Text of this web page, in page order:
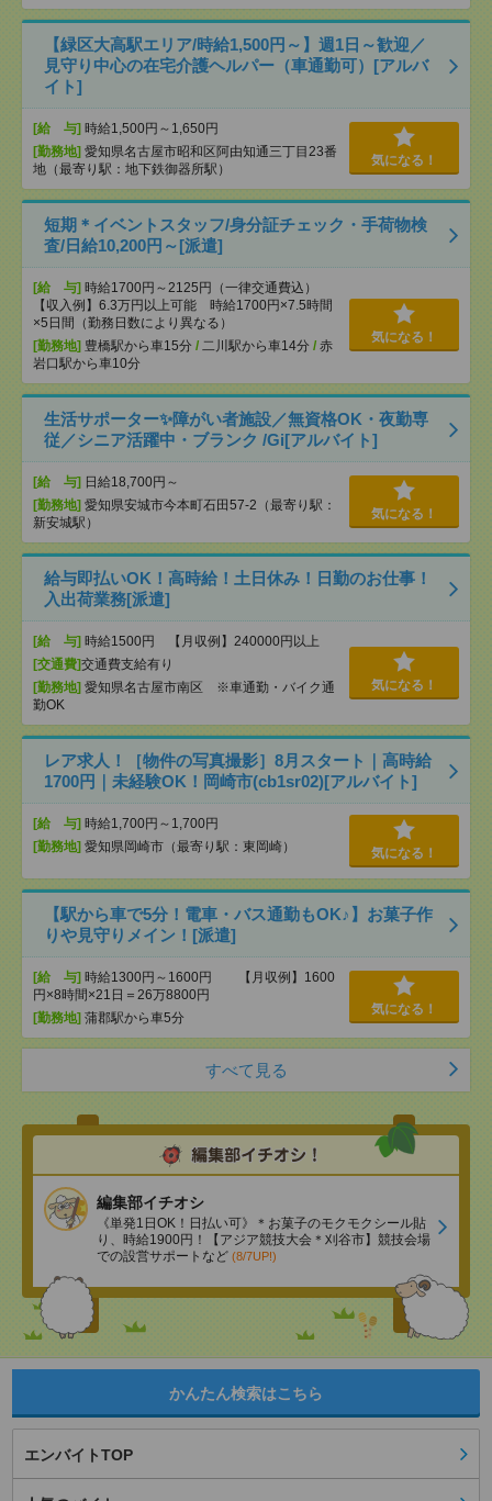
【緑区大高駅エリア/時給1,500円～】週1日～歓迎／
見守り中心の在宅介護ヘルパー（車通勤可）[アルバ
イト]
[給 与] 時給1,500円～1,650円
[勤務地] 愛知県名古屋市昭和区阿由知通三丁目23番
地（最寄り駅：地下鉄御器所駅）
気になる！
短期＊イベントスタッフ/身分証チェック・手荷物検
査/日給10,200円～[派遣]
[給 与] 時給1700円～2125円（一律交通費込）
【収入例】6.3万円以上可能 時給1700円×7.5時間
×5日間（勤務日数により異なる）
[勤務地] 豊橋駅から車15分 / 二川駅から車14分 / 赤
岩口駅から車10分
気になる！
生活サポーター✨障がい者施設／無資格OK・夜勤専
従／シニア活躍中・ブランク /Gi[アルバイト]
[給 与] 日給18,700円～
[勤務地] 愛知県安城市今本町石田57-2（最寄り駅：
新安城駅）
気になる！
給与即払いOK！高時給！土日休み！日勤のお仕事！
入出荷業務[派遣]
[給 与] 時給1500円 【月収例】240000円以上
[交通費]交通費支給有り
[勤務地] 愛知県名古屋市南区 ※車通勤・バイク通
勤OK
気になる！
レア求人！［物件の写真撮影］8月スタート｜高時給
1700円｜未経験OK！岡崎市(cb1sr02)[アルバイト]
[給 与] 時給1,700円～1,700円
[勤務地] 愛知県岡崎市（最寄り駅：東岡崎） 気になる！
【駅から車で5分！電車・バス通勤もOK♪】お菓子作
りや見守りメイン！[派遣]
[給 与] 時給1300円～1600円 【月収例】1600
円×8時間×21日＝26万8800円
[勤務地] 蒲郡駅から車5分
気になる！
すべて見る
編集部イチオシ
《単発1日OK！日払い可》＊お菓子のモクモクシール貼
り、時給1900円！【アジア競技大会＊刈谷市】競技会場
での設営サポートなど (8/7UP!)
かんたん検索はこちら
エンバイトTOP